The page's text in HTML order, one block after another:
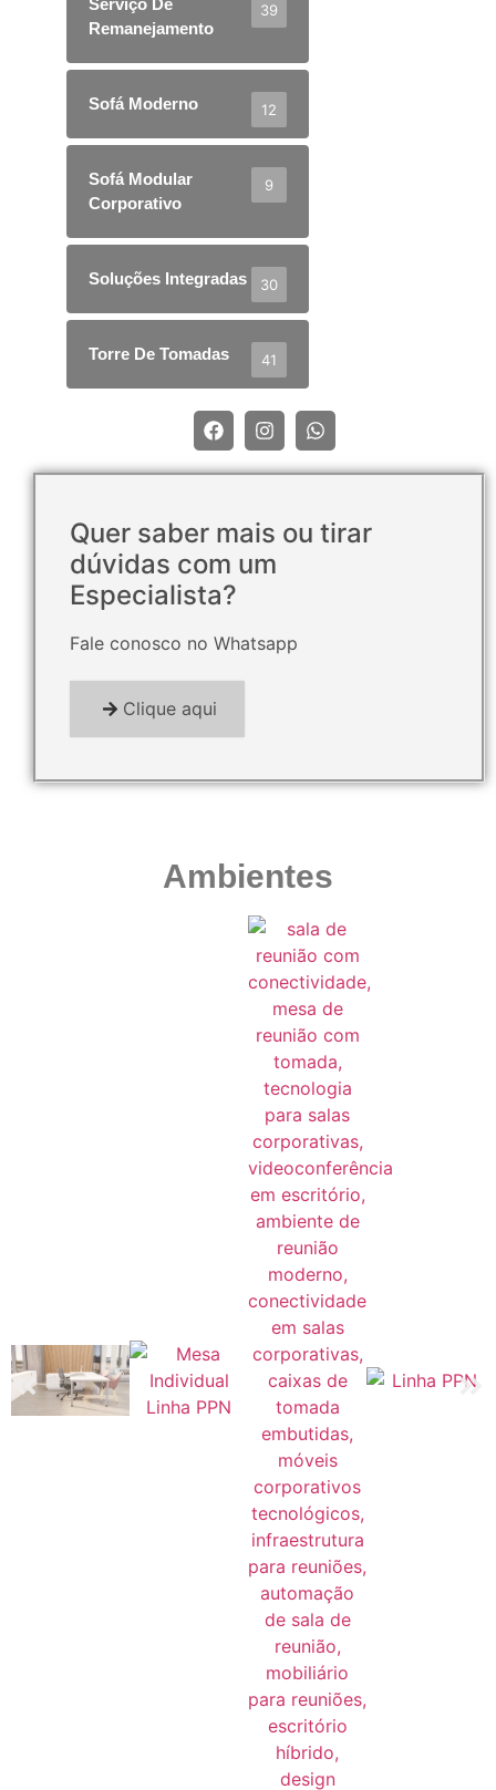
Serviço De
Remanejamento
39
Sofá Moderno 12
Sofá Modular
Corporativo
9
Soluções Integradas 30
Torre De Tomadas 41
Quer saber mais ou tirar
dúvidas com um
Especialista?
Fale conosco no Whatsapp
Clique aqui
Ambientes